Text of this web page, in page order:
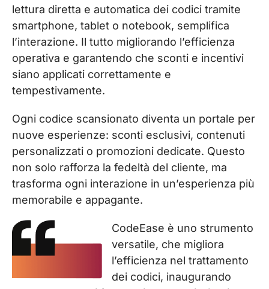
lettura diretta e automatica dei codici tramite
smartphone, tablet o notebook, semplifica
l’interazione. Il tutto migliorando l’efficienza
operativa e garantendo che sconti e incentivi
siano applicati correttamente e
tempestivamente.
Ogni codice scansionato diventa un portale per
nuove esperienze: sconti esclusivi, contenuti
personalizzati o promozioni dedicate. Questo
non solo rafforza la fedeltà del cliente, ma
trasforma ogni interazione in un’esperienza più
memorabile e appagante.
CodeEase è uno strumento
versatile, che migliora
l’efficienza nel trattamento
dei codici, inaugurando